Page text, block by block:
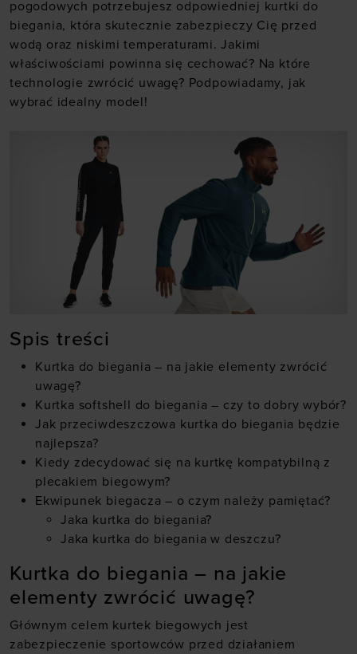
pogodowych potrzebujesz odpowiedniej kurtki do
biegania, która skutecznie zabezpieczy Cię przed
wodą oraz niskimi temperaturami. Jakimi
właściwościami powinna się cechować? Na które
technologie zwrócić uwagę? Podpowiadamy, jak
wybrać idealny model!
Spis treści
Kurtka do biegania – na jakie elementy zwrócić
uwagę?
Kurtka softshell do biegania – czy to dobry wybór?
Jak przeciwdeszczowa kurtka do biegania będzie
najlepsza?
Kiedy zdecydować się na kurtkę kompatybilną z
plecakiem biegowym?
Ekwipunek biegacza – o czym należy pamiętać?
Jaka kurtka do biegania?
Jaka kurtka do biegania w deszczu?
Kurtka do biegania – na jakie
elementy zwrócić uwagę?
Głównym celem kurtek biegowych jest
zabezpieczenie sportowców przed działaniem